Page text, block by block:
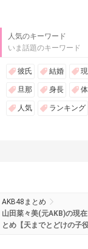
人気のキーワード
いま話題のキーワード
彼氏 結婚
旦那 身長
人気 ランキング
AKB48まとめ
山田菜々美(元AKB)の現
とめ【天までとどけの子